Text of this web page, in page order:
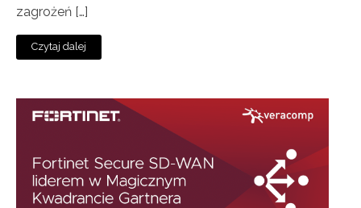
zagrożeń […]
Czytaj dalej